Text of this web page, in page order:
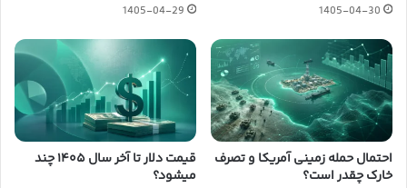
1405-04-30
1405-04-29
احتمال حمله زمینی آمریکا و تصرف
خارک چقدر است؟
قیمت دلار تا آخر سال ۱۴۰۵ چند
میشود؟